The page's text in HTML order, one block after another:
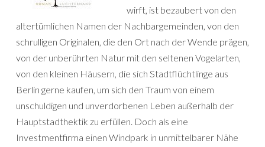
wirft, ist bezaubert von den
altertümlichen Namen der Nachbargemeinden, von den
schrulligen Originalen, die den Ort nach der Wende prägen,
von der unberührten Natur mit den seltenen Vogelarten,
von den kleinen Häusern, die sich Stadtflüchtlinge aus
Berlin gerne kaufen, um sich den Traum von einem
unschuldigen und unverdorbenen Leben außerhalb der
Hauptstadthektik zu erfüllen. Doch als eine
Investmentfirma einen Windpark in unmittelbarer Nähe